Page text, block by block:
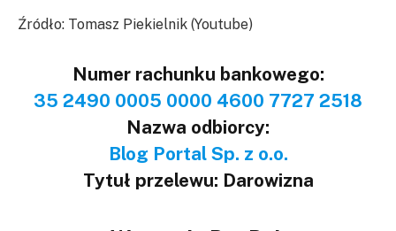
Źródło: Tomasz Piekielnik (Youtube)
Numer rachunku bankowego:
35 2490 0005 0000 4600 7727 2518
Nazwa odbiorcy:
Blog Portal Sp. z o.o.
Tytuł przelewu: Darowizna